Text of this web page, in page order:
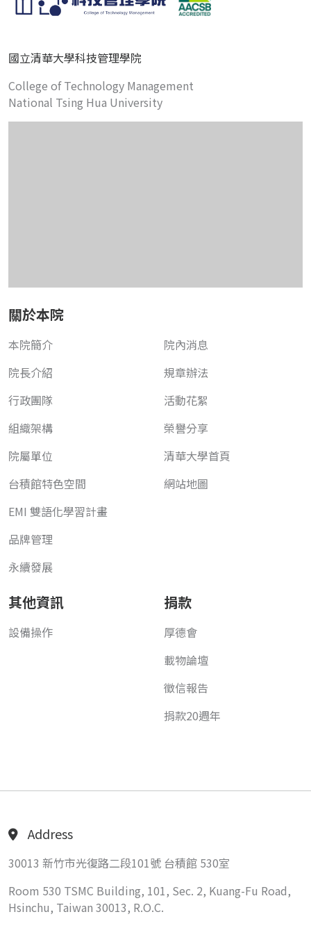
國立清華大學科技管理學院
College of Technology Management
National Tsing Hua University
關於本院
本院簡介
院長介紹
行政團隊
組織架構
院屬單位
台積館特色空間
EMI 雙語化學習計畫
品牌管理
永續發展
院內消息
規章辦法
活動花絮
榮譽分享
清華大學首頁
網站地圖
其他資訊
設備操作
捐款
厚德會
載物論壇
徵信報告
捐款20週年
Address
30013 新竹市光復路二段101號 台積館 530室
Room 530 TSMC Building, 101, Sec. 2, Kuang-Fu Road,
Hsinchu, Taiwan 30013, R.O.C.